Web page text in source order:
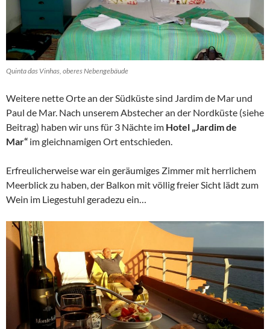
Quinta das Vinhas, oberes Nebengebäude
Weitere nette Orte an der Südküste sind Jardim de Mar und
Paul de Mar. Nach unserem Abstecher an der Nordküste (siehe
Beitrag) haben wir uns für 3 Nächte im Hotel „Jardim de
Mar“ im gleichnamigen Ort entschieden.
Erfreulicherweise war ein geräumiges Zimmer mit herrlichem
Meerblick zu haben, der Balkon mit völlig freier Sicht lädt zum
Wein im Liegestuhl geradezu ein…